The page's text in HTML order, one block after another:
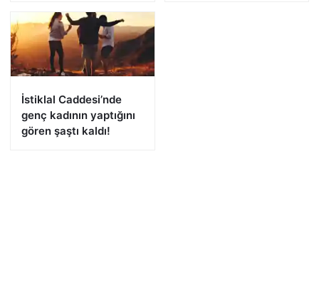
İstiklal Caddesi’nde
genç kadının yaptığını
gören şaştı kaldı!